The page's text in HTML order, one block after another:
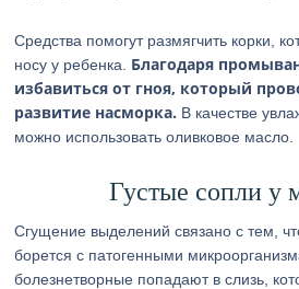
Средства помогут размягчить корки,
носу у ребенка. Благодаря
избавиться от гноя, который
развитие насморка. В качестве
можно использовать оливковое масло.
Густые сопли у
Сгущение выделений связано с тем,
борется с патогенными
болезнетворные попадают в слизь,